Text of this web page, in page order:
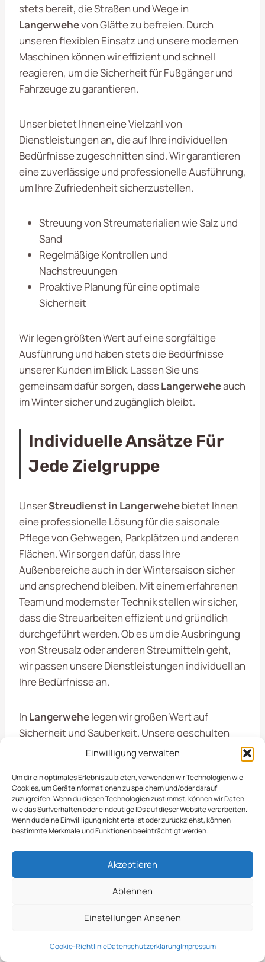
Einwilligung verwalten
Um dir ein optimales Erlebnis zu bieten, verwenden wir Technologien wie
Cookies, um Geräteinformationen zu speichern und/oder darauf
zuzugreifen. Wenn du diesen Technologien zustimmst, können wir Daten
wie das Surfverhalten oder eindeutige IDs auf dieser Website verarbeiten.
Wenn du deine Einwillligung nicht erteilst oder zurückziehst, können
bestimmte Merkmale und Funktionen beeinträchtigt werden.
Akzeptieren
Ablehnen
Einstellungen Ansehen
Cookie-RichtlinieDatenschutzerklärungImpressum
stets bereit, die Straßen und Wege in
Langerwehevon Glätte zu befreien. Durch
unseren flexiblen Einsatz und unsere modernen
Maschinen können wir effizient und schnell
reagieren, um die Sicherheit für Fußgänger und
Fahrzeuge zu garantieren.
Unser bietet Ihnen eine Vielzahl von
Dienstleistungen an, die auf Ihre individuellen
Bedürfnisse zugeschnitten sind. Wir garantieren
eine zuverlässige und professionelle Ausführung,
um Ihre Zufriedenheit sicherzustellen.
Streuung von Streumaterialien wie Salz und
Sand
Regelmäßige Kontrollen und
Nachstreuungen
Proaktive Planung für eine optimale
Sicherheit
Wir legen größten Wert auf eine sorgfältige
Ausführung und haben stets die Bedürfnisse
unserer Kunden im Blick. Lassen Sie uns
gemeinsam dafür sorgen, dassLangerweheauch
im Winter sicher und zugänglich bleibt.
Individuelle Ansätze Für
Jede Zielgruppe
UnserStreudienst in Langerwehebietet Ihnen
eine professionelle Lösung für die saisonale
Pflege von Gehwegen, Parkplätzen und anderen
Flächen. Wir sorgen dafür, dass Ihre
Außenbereiche auch in der Wintersaison sicher
und ansprechend bleiben. Mit einem erfahrenen
Team und modernster Technik stellen wir sicher,
dass die Streuarbeiten effizient und gründlich
durchgeführt werden. Ob es um die Ausbringung
von Streusalz oder anderen Streumitteln geht,
wir passen unsere Dienstleistungen individuell an
Ihre Bedürfnisse an.
In Langerwehelegen wir großen Wert auf
Sicherheit und Sauberkeit. Unsere geschulten
Mitarbeiter sind bestens vorbereitet, um auch bei
Schutz für Ihre Flächen zu gewährleisten. Zu
unseren Leistungen gehören:
Professionelle Streuung von Salz und Splitt
Regelmäßige Kontrollen der behandelten
Flexible Einsatzzeiten, angepasst an aktuelle
Wetterbedingungen
Erfahrung, um die Sicherheit und Zugänglichkeit